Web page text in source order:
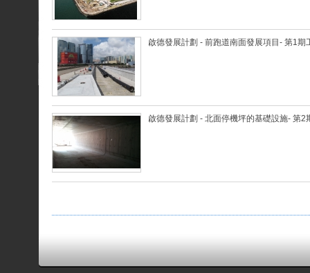
啟德發展計劃 - 前跑道南面發展項目- 第1期
啟德發展計劃 - 北面停機坪的基礎設施- 第2